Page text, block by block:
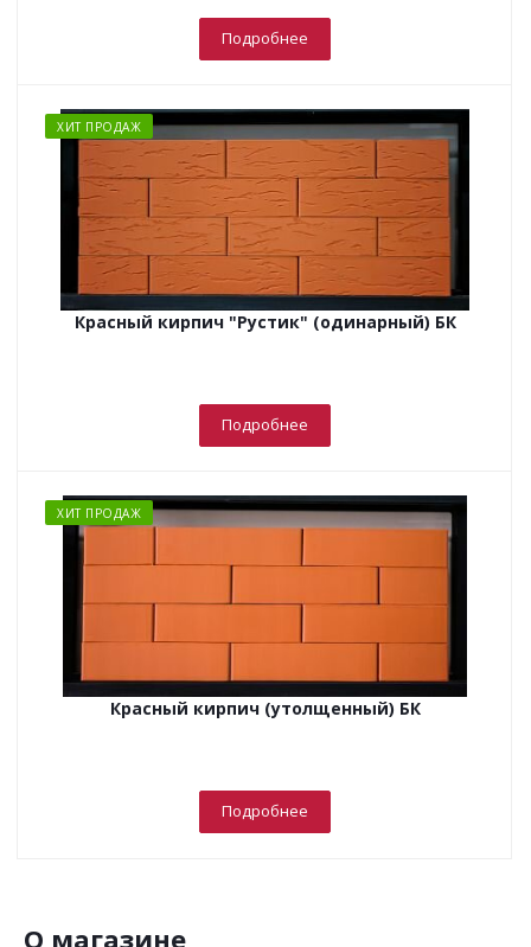
Подробнее
ХИТ ПРОДАЖ
Красный кирпич "Рустик" (одинарный) БК
Подробнее
ХИТ ПРОДАЖ
Красный кирпич (утолщенный) БК
Подробнее
О магазине